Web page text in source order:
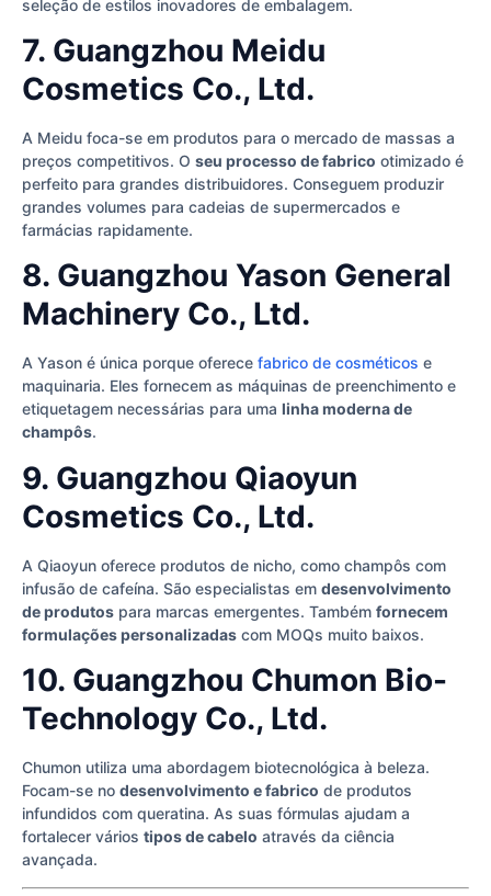
seleção de estilos inovadores de embalagem.
7. Guangzhou Meidu
Cosmetics Co., Ltd.
A Meidu foca-se em produtos para o mercado de massas a
preços competitivos. O seu processo de fabrico otimizado é
perfeito para grandes distribuidores. Conseguem produzir
grandes volumes para cadeias de supermercados e
farmácias rapidamente.
8. Guangzhou Yason General
Machinery Co., Ltd.
A Yason é única porque oferece fabrico de cosméticos e
maquinaria. Eles fornecem as máquinas de preenchimento e
etiquetagem necessárias para uma linha moderna de
champôs.
9. Guangzhou Qiaoyun
Cosmetics Co., Ltd.
A Qiaoyun oferece produtos de nicho, como champôs com
infusão de cafeína. São especialistas em desenvolvimento
de produtos para marcas emergentes. Também fornecem
formulações personalizadas com MOQs muito baixos.
10. Guangzhou Chumon Bio-
Technology Co., Ltd.
Chumon utiliza uma abordagem biotecnológica à beleza.
Focam-se no desenvolvimento e fabrico de produtos
infundidos com queratina. As suas fórmulas ajudam a
fortalecer vários tipos de cabelo através da ciência
avançada.